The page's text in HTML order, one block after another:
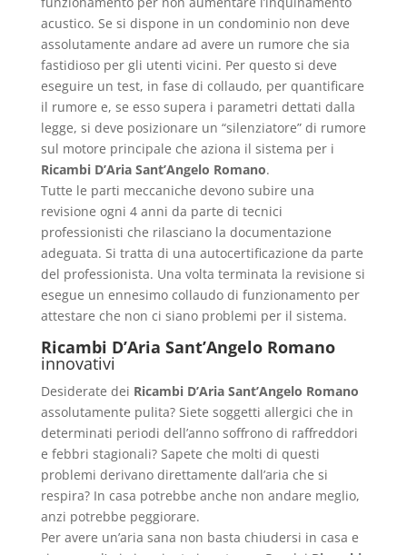
acustico. Se si dispone in un condominio non deve
assolutamente andare ad avere un rumore che sia
fastidioso per gli utenti vicini. Per questo si deve
eseguire un test, in fase di collaudo, per quantificare
il rumore e, se esso supera i parametri dettati dalla
legge, si deve posizionare un “silenziatore” di rumore
sul motore principale che aziona il sistema per i
Ricambi D’Aria Sant’Angelo Romano.
Tutte le parti meccaniche devono subire una
revisione ogni 4 anni da parte di tecnici
professionisti che rilasciano la documentazione
adeguata. Si tratta di una autocertificazione da parte
del professionista. Una volta terminata la revisione si
esegue un ennesimo collaudo di funzionamento per
attestare che non ci siano problemi per il sistema.
Ricambi D’Aria Sant’Angelo Romano
innovativi
Desiderate dei Ricambi D’Aria Sant’Angelo Romano
assolutamente pulita? Siete soggetti allergici che in
determinati periodi dell’anno soffrono di raffreddori
e febbri stagionali? Sapete che molti di questi
problemi derivano direttamente dall’aria che si
respira? In casa potrebbe anche non andare meglio,
anzi potrebbe peggiorare.
Per avere un’aria sana non basta chiudersi in casa e